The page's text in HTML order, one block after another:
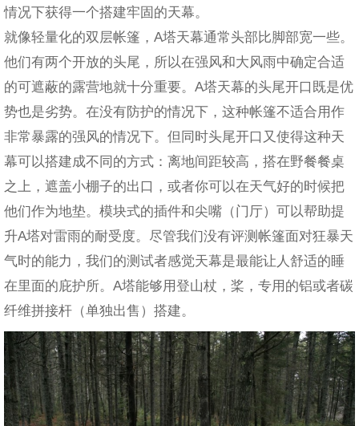
情况下获得一个搭建牢固的天幕。
就像轻量化的双层帐篷，A塔天幕通常头部比脚部宽一些。
他们有两个开放的头尾，所以在强风和大风雨中确定合适
的可遮蔽的露营地就十分重要。A塔天幕的头尾开口既是优
势也是劣势。在没有防护的情况下，这种帐篷不适合用作
非常暴露的强风的情况下。但同时头尾开口又使得这种天
幕可以搭建成不同的方式：离地间距较高，搭在野餐餐桌
之上，遮盖小棚子的出口，或者你可以在天气好的时候把
他们作为地垫。模块式的插件和尖嘴（门厅）可以帮助提
升A塔对雷雨的耐受度。尽管我们没有评测帐篷面对狂暴天
气时的能力，我们的测试者感觉天幕是最能让人舒适的睡
在里面的庇护所。A塔能够用登山杖，桨，专用的铝或者碳
纤维拼接杆（单独出售）搭建。